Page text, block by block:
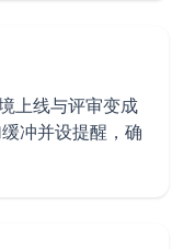
上线与评审变成
冲并设提醒，确